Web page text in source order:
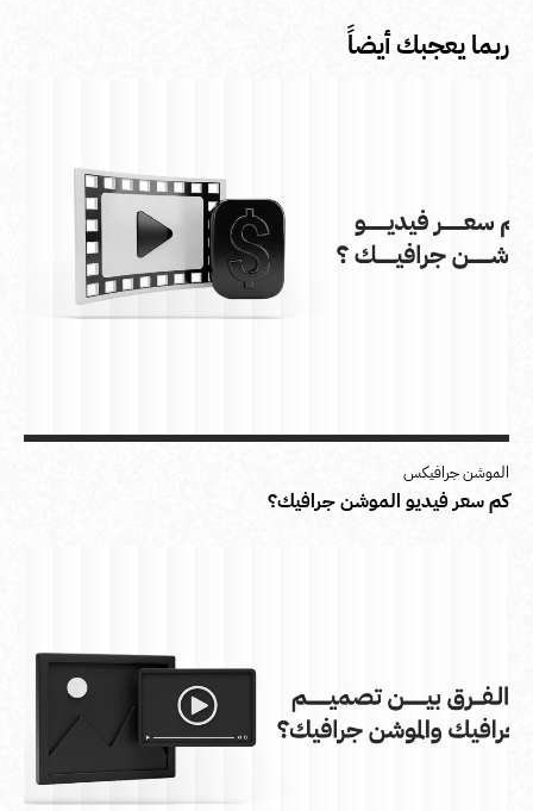
ربما يعجبك أيضاً
الموشن جرافيكس
كم سعر فيديو الموشن جرافيك؟